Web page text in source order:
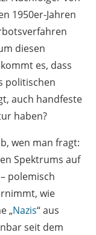
1950er-Jahren
diesen
es, dass
politischen
auch handfeste
haben?
wen man fragt:
Spektrums auf
polemisch
wie
„Nazis“ aus
seit dem